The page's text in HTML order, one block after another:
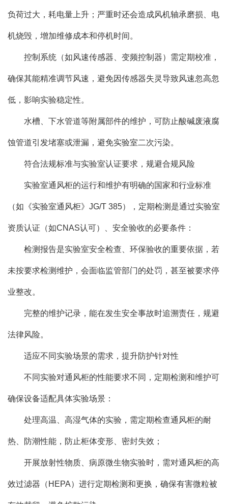
负荷过大，耗电量上升；严重时还会造成风机轴承磨损、电
机烧毁，增加维修成本和停机时间。
控制系统（如风速传感器、变频控制器）需定期校准，
确保其能精准调节风速，避免因传感器失灵导致风速忽高忽
低，影响实验稳定性。
水槽、下水管道等附属部件的维护，可防止酸碱废液腐
蚀管道引发堵塞或泄漏，避免实验室二次污染。
符合法规标准与实验室认证要求，规避合规风险
实验室通风柜的运行和维护有明确的国家和行业标准
（如《实验室通风柜》JG/T 385），定期检测是通过实验室
资质认证（如CNAS认可）、安全验收的必要条件：
检测报告是实验室安全检查、环保验收的重要依据，若
未按要求检测维护，会面临监管部门的处罚，甚至被要求停
业整改。
完整的维护记录，能在发生安全事故时追溯责任，规避
法律风险。
适应不同实验场景的需求，提升防护针对性
不同实验对通风柜的性能要求不同，定期检测和维护可
确保设备适配具体实验场景：
处理高温、高湿气体的实验，需定期检查通风柜的耐
热、防潮性能，防止柜体变形、密封失效；
开展放射性物质、病原微生物实验时，需对通风柜的高
效过滤器（HEPA）进行定期检测和更换，确保有害微粒被